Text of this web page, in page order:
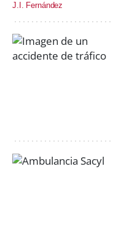
J.I. Fernández